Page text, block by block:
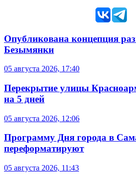
Опубликована концепция
Безымянки
05 августа 2026, 17:40
Перекрытие улицы
на 5 дней
05 августа 2026, 12:06
Программу Дня города в
переформатируют
05 августа 2026, 11:43